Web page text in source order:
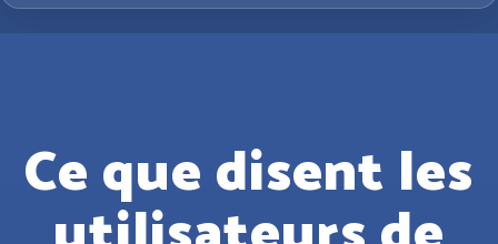
Ce que disent les